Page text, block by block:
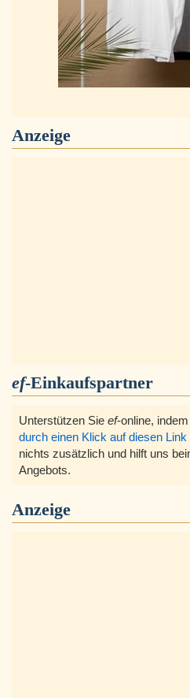
Anzeige
ef-Einkaufspartner
Unterstützen Sie ef-online,
durch einen Klick auf diesen Link
nichts zusätzlich und hilft uns
Angebots.
Anzeige